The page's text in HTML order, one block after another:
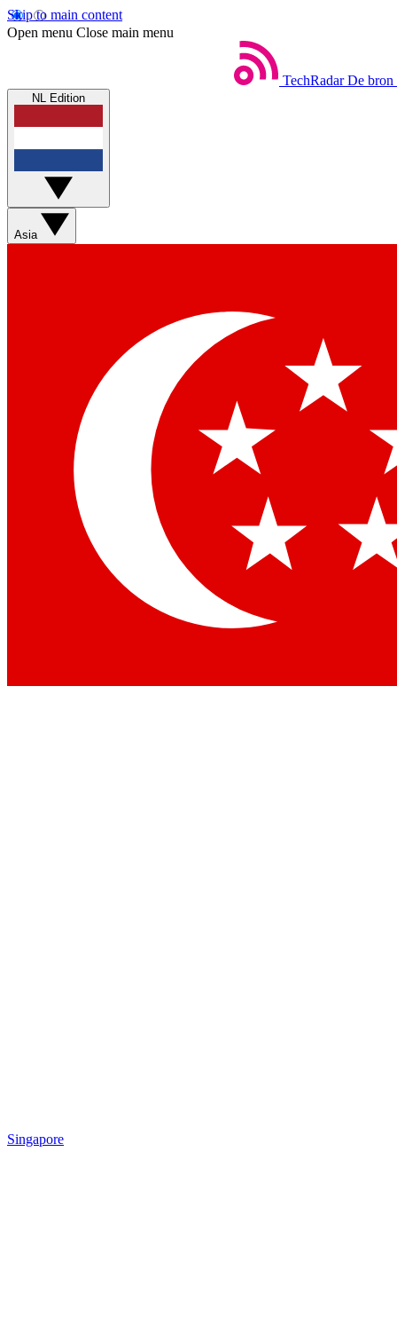
Skip to main content
Open menu Close main menu
TechRadar De bron
NL Edition
Asia
Singapore